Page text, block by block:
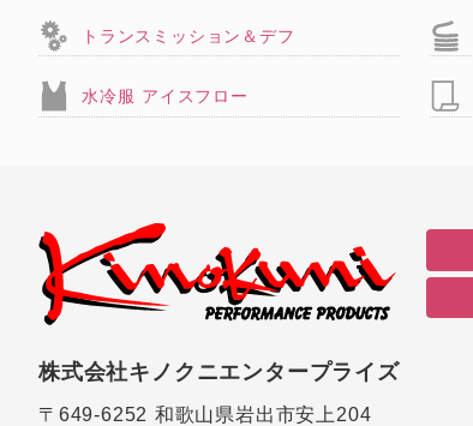
トランスミッション＆デフ
水冷服 アイスフロー
株式会社キノクニエンタープライズ
〒649-6252 和歌山県岩出市安上204